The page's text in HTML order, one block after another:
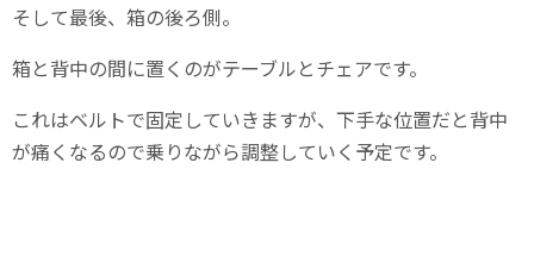
そして最後、箱の後ろ側。
箱と背中の間に置くのがテーブルとチェアです。
これはベルトで固定していきますが、下手な位置だと背中
が痛くなるので乗りながら調整していく予定です。